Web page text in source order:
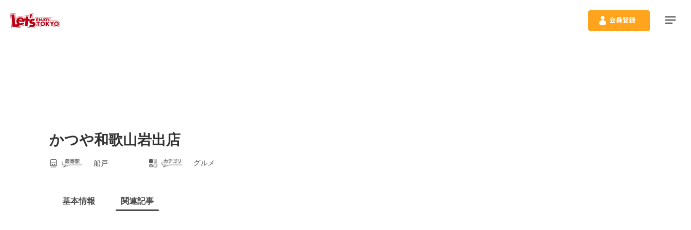
かつや和歌山岩出店
船戸 グルメ
基本情報 関連記事